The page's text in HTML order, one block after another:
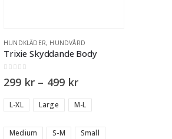
HUNDKLÄDER, HUNDVÅRD
Trixie Skyddande Body
out of 5
299 kr – 499 kr
L-XL Large M-L
Medium S-M Small